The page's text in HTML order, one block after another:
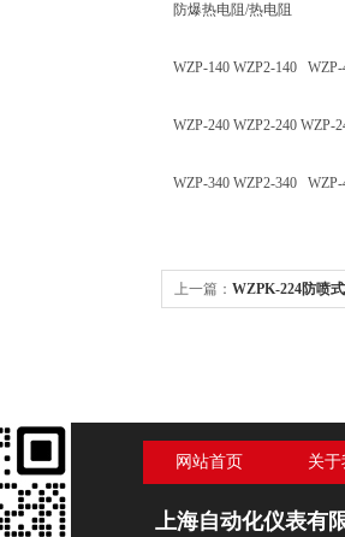
防爆热电阻/热电阻
WZP-140 WZP2-140
WZP-240 WZP2-240
WZP-340 WZP2-340
上一篇： WZPK-224防喷
网站首页 关
上海自动化仪表有